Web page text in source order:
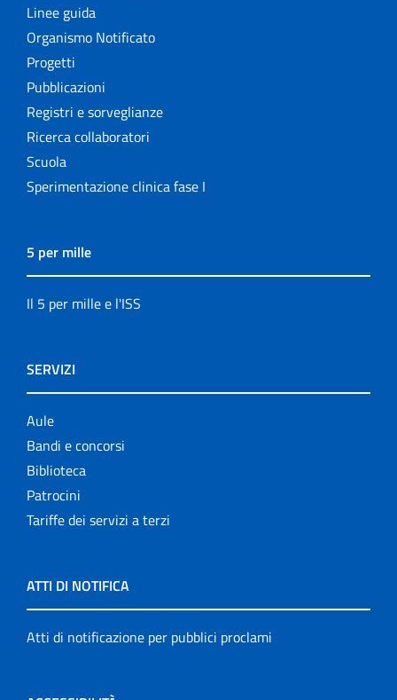
Linee guida
Organismo Notificato
Progetti
Pubblicazioni
Registri e sorveglianze
Ricerca collaboratori
Scuola
Sperimentazione clinica fase I
5 per mille
Il 5 per mille e l'ISS
SERVIZI
Aule
Bandi e concorsi
Biblioteca
Patrocini
Tariffe dei servizi a terzi
ATTI DI NOTIFICA
Atti di notificazione per pubblici proclami